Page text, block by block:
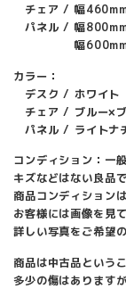
チェア / 幅
パネル / 幅
幅600mm×高
カラー：
デスク / ホワイト
チェア / ブルー×
パネル / ライトナ
コンディション：一
キズなどはない良品
商品コンディション
お客様には画像を見
詳しい写真をご希望
商品は中古品という
多少の傷はあります